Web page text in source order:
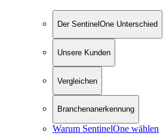
Der SentinelOne Unterschied
Unsere Kunden
Vergleichen
Branchenanerkennung
Warum SentinelOne wählen